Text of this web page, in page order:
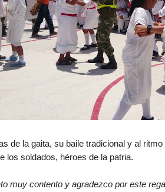
de la gaita, su baile tradicional y al
los soldados, héroes de la patria.
muy contento y agradezco por este